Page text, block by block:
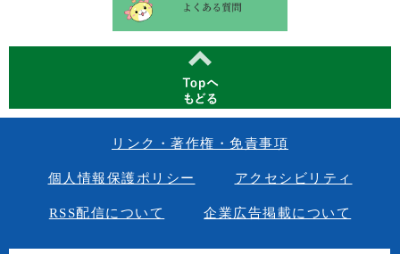
リンク・著作権・免責事項
個人情報保護ポリシー アクセシビリティ
RSS配信について 企業広告掲載について